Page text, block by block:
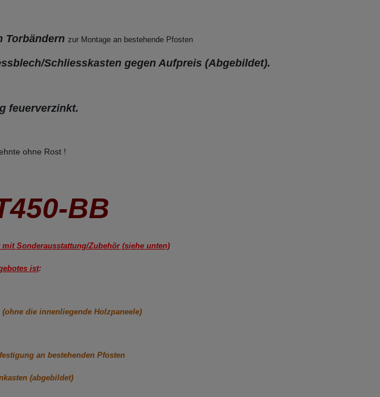
Torbändern zur Montage an bestehende Pfosten
Schliesskasten gegen Aufpreis (Abgebildet).
feuerverzinkt.
ohne Rost !
BB
Sonderausstattung/Zubehör (siehe unten)
ist:
die innenliegende Holzpaneele)
an bestehenden Pfosten
(abgebildet)